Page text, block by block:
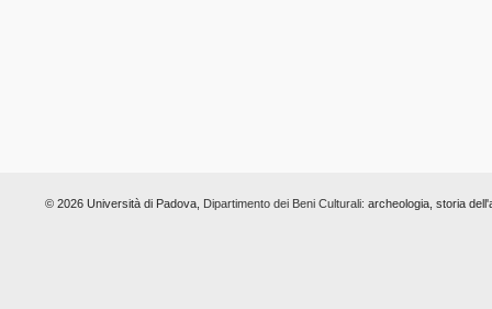
© 2026 Università di Padova, Dipartimento dei Beni Culturali: archeologia, storia